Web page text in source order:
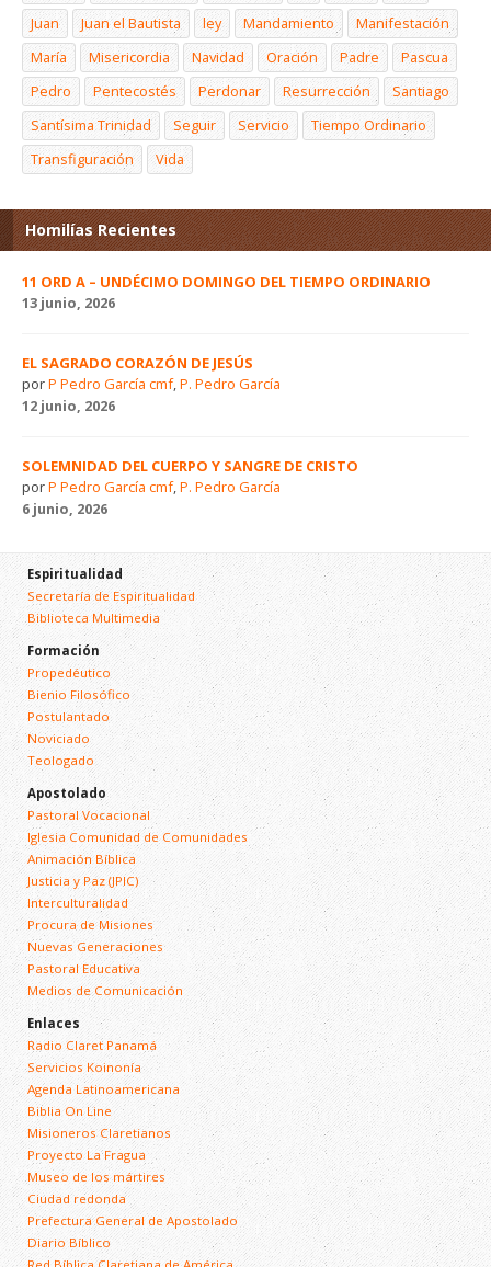
Juan
Juan el Bautista ley Mandamiento
Manifestación
María
Misericordia Navidad Oración Padre
Pascua
Pedro
Pentecostés Perdonar Resurrección
Santiago
Santísima Trinidad
Seguir Servicio
Tiempo Ordinario
Transfiguración
Vida
Homilías Recientes
11 ORD A – UNDÉCIMO DOMINGO DEL TIEMPO ORDINARIO
13 junio, 2026
EL SAGRADO CORAZÓN DE JESÚS
porP Pedro García cmf,P. Pedro García
12 junio, 2026
SOLEMNIDAD DEL CUERPO Y SANGRE DE CRISTO
porP Pedro García cmf,P. Pedro García
6 junio, 2026
Espiritualidad
Secretaría de Espiritualidad
Biblioteca Multimedia
Formación
Propedéutico
Bienio Filosófico
Postulantado
Noviciado
Teologado
Apostolado
Pastoral Vocacional
Iglesia Comunidad de Comunidades
Animación Bíblica
Justicia y Paz (JPIC)
Interculturalidad
Procura de Misiones
Nuevas Generaciones
Pastoral Educativa
Medios de Comunicación
Enlaces
Radio Claret Panamá
Servicios Koinonía
Agenda Latinoamericana
Biblia On Line
Misioneros Claretianos
Proyecto La Fragua
Museo de los mártires
Ciudad redonda
Prefectura General de Apostolado
Diario Bíblico